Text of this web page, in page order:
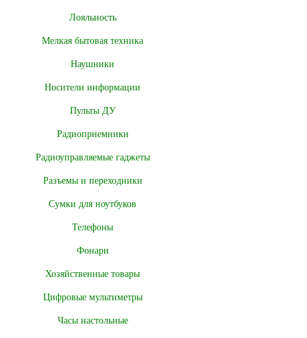
Лояльность
Мелкая бытовая техника
Наушники
Носители информации
Пульты ДУ
Радиоприемники
Радиоуправляемые гаджеты
Разъемы и переходники
Сумки для ноутбуков
Телефоны
Фонари
Хозяйственные товары
Цифровые мультиметры
Часы настольные